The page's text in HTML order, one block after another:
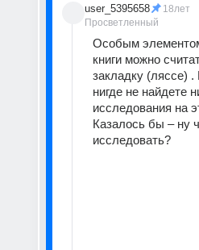
user_5395658
Просветленный
18лет
Особым
книги можно
закладку (ляссе)
нигде не найдете
исследования на
Казалось бы – ну
исследовать?